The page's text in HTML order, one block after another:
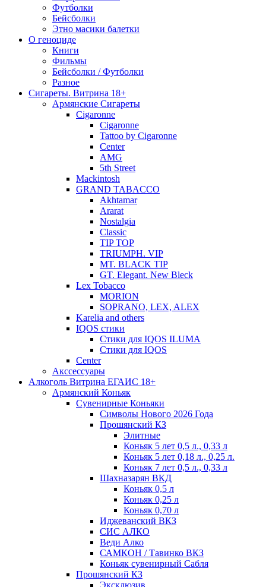
Футболки
Бейсболки
Этно масики балетки
О геноциде
Книги
Фильмы
Бейсболки / Футболки
Разное
Сигареты. Витрина 18+
Армянские Сигареты
Cigaronne
Cigaronne
Tattoo by Cigaronne
Center
AMG
5th Street
Mackintosh
GRAND TABACCO
Akhtamar
Ararat
Nostalgia
Classic
TIP TOP
TRIUMPH. VIP
MT. BLACK TIP
GT. Elegant. New Bleck
Lex Tobacco
MORION
SOPRANO, LEX, ALEX
Karelia and others
IQOS стики
Стики для IQOS ILUMA
Стики для IQOS
Сenter
Акссессуары
Алкоголь Витрина ЕГАИС 18+
Армянский Коньяк
Сувенирные Коньяки
Символы Нового 2026 Года
Прошянский КЗ
Элитные
Коньяк 5 лет 0,5 л., 0,33 л
Коньяк 5 лет 0,18 л., 0,25 л.
Коньяк 7 лет 0,5 л., 0,33 л
Шахназарян ВКД
Коньяк 0,5 л
Коньяк 0,25 л
Коньяк 0,70 л
Иджеванский ВКЗ
СИС АЛКО
Веди Алко
САМКОН / Тавинко ВКЗ
Коньяк сувенирный Сабля
Прошянский КЗ
Эксклюзив